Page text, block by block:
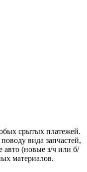
срытых платежей.
вида запчастей,
авто (новые з/ч или б/
материалов.